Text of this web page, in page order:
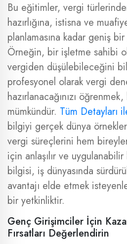
Bu eğitimler, vergi
hazırlığına, istisna ve
planlamasına kadar geniş
Örneğin, bir işletme sahibi
vergiden düşülebileceğini
profesyonel olarak vergi
hazırlanacağınızı
mümkündür. Tüm Detayları
bilgiyi gerçek dünya
vergi süreçlerini hem
için anlaşılır ve
bilgisi, iş dünyasında
avantajı elde etmek
bir yetkinliktir.
Genç Girişimciler İçin
Fırsatları Değerlendirin